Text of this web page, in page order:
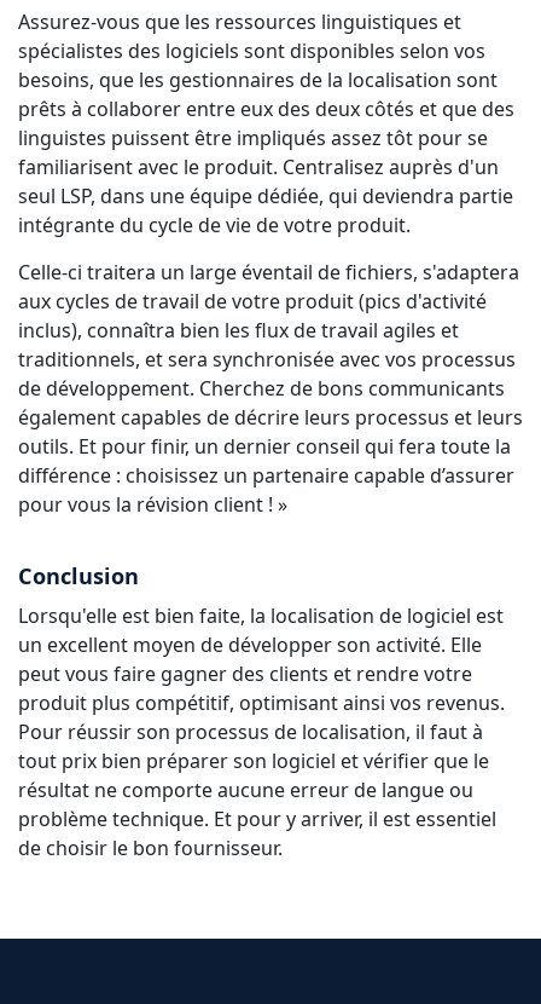
Assurez-vous que les ressources linguistiques et
spécialistes des logiciels sont disponibles selon vos
besoins, que les gestionnaires de la localisation sont
prêts à collaborer entre eux des deux côtés et que des
linguistes puissent être impliqués assez tôt pour se
familiarisent avec le produit. Centralisez auprès d'un
seul LSP, dans une équipe dédiée, qui deviendra partie
intégrante du cycle de vie de votre produit.
Celle-ci traitera un large éventail de fichiers, s'adaptera
aux cycles de travail de votre produit (pics d'activité
inclus), connaîtra bien les flux de travail agiles et
traditionnels, et sera synchronisée avec vos processus
de développement. Cherchez de bons communicants
également capables de décrire leurs processus et leurs
outils. Et pour finir, un dernier conseil qui fera toute la
différence : choisissez un partenaire capable d’assurer
pour vous la révision client ! »
Conclusion
Lorsqu'elle est bien faite, la localisation de logiciel est
un excellent moyen de développer son activité. Elle
peut vous faire gagner des clients et rendre votre
produit plus compétitif, optimisant ainsi vos revenus.
Pour réussir son processus de localisation, il faut à
tout prix bien préparer son logiciel et vérifier que le
résultat ne comporte aucune erreur de langue ou
problème technique. Et pour y arriver, il est essentiel
de choisir le bon fournisseur.